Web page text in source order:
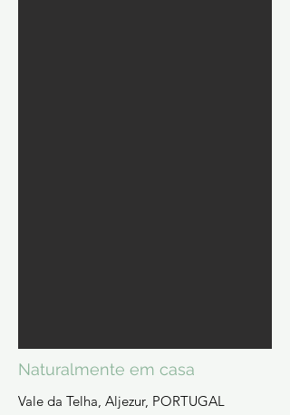
Naturalmente em casa
Vale da Telha, Aljezur, PORTUGAL